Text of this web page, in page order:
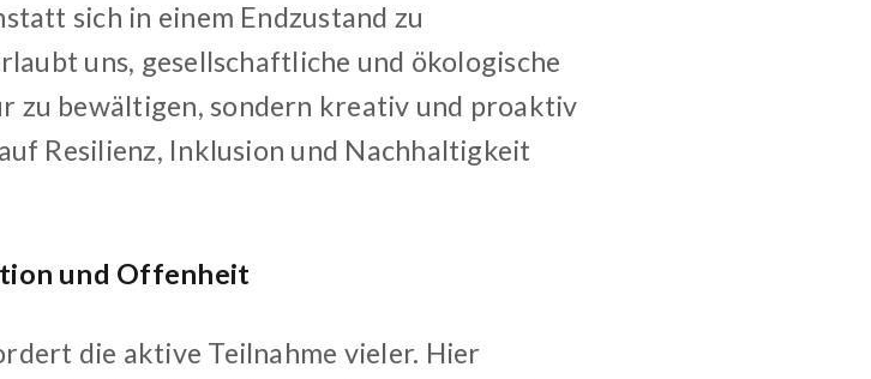
sich in einem Endzustand zu
uns, gesellschaftliche und ökologische
zu bewältigen, sondern kreativ und proaktiv
Resilienz, Inklusion und Nachhaltigkeit
und Offenheit
die aktive Teilnahme vieler. Hier